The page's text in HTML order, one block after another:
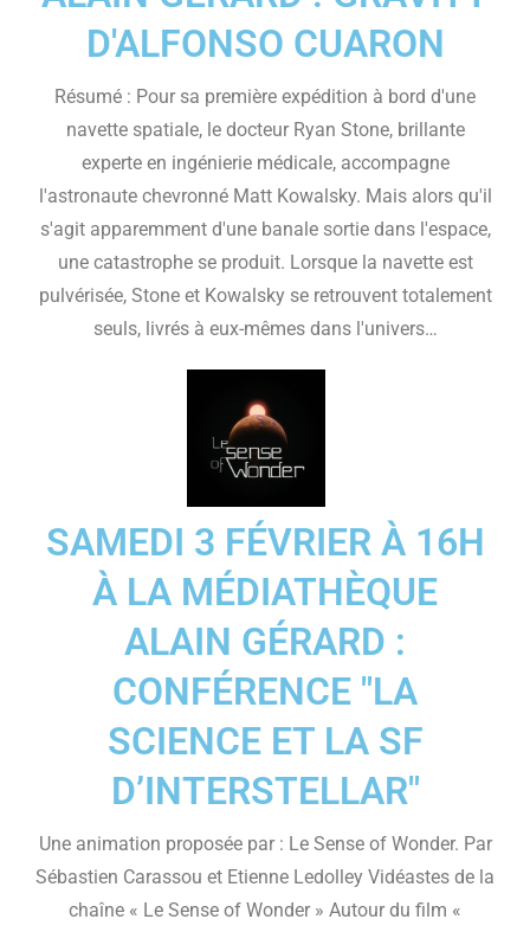
D'ALFONSO CUARON
Résumé : Pour sa première expédition à bord d'une
navette spatiale, le docteur Ryan Stone, brillante
experte en ingénierie médicale, accompagne
l'astronaute chevronné Matt Kowalsky. Mais alors qu'il
s'agit apparemment d'une banale sortie dans l'espace,
une catastrophe se produit. Lorsque la navette est
pulvérisée, Stone et Kowalsky se retrouvent totalement
seuls, livrés à eux-mêmes dans l'univers…
SAMEDI 3 FÉVRIER À 16H
À LA MÉDIATHÈQUE
ALAIN GÉRARD :
CONFÉRENCE "LA
SCIENCE ET LA SF
D’INTERSTELLAR"
Une animation proposée par : Le Sense of Wonder. Par
Sébastien Carassou et Etienne Ledolley Vidéastes de la
chaîne « Le Sense of Wonder » Autour du film «